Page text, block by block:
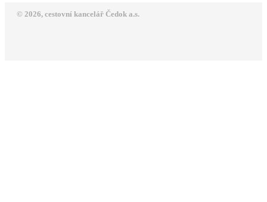
© 2026, cestovní kancelář Čedok a.s.